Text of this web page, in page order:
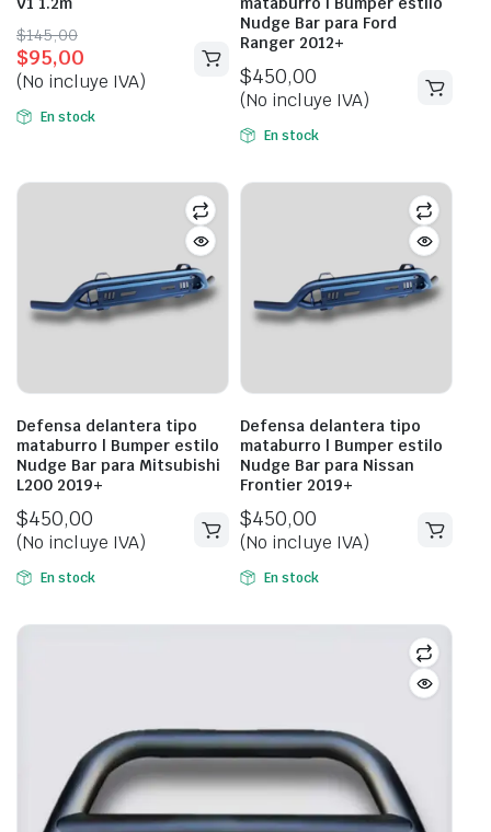
$145,00
Original
price
was:
$145,00.
$95,00
Current
price
is:
$95,00.
(No incluye IVA)
En stock
Nudge Bar para Ford
Ranger 2012+
$450,00
(No incluye IVA)
En stock
Defensa delantera tipo
mataburro | Bumper estilo
Nudge Bar para Mitsubishi
L200 2019+
$450,00
(No incluye IVA)
En stock
Defensa delantera tipo
mataburro | Bumper estilo
Nudge Bar para Nissan
Frontier 2019+
$450,00
(No incluye IVA)
En stock